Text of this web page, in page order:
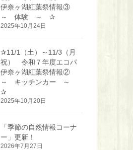
伊奈ヶ湖紅葉祭情報③
～ 体験 ～ ✰
2025年10月24日
✰11/1（土）～11/3（月
祝） 令和７年度エコパ
伊奈ヶ湖紅葉祭情報②
～ キッチンカー ～
✰
2025年10月20日
「季節の自然情報コーナ
ー」更新！
2026年7月27日